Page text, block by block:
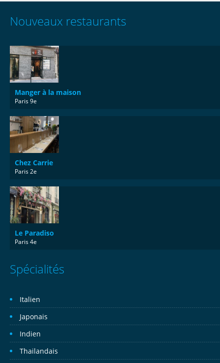
Nouveaux restaurants
Manger à la maison
Paris 9e
Chez Carrie
Paris 2e
Le Paradiso
Paris 4e
Spécialités
Italien
Japonais
Indien
Thailandais